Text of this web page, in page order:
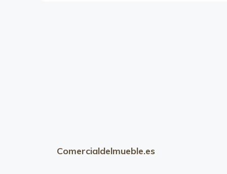
Comercialdelmueble.es